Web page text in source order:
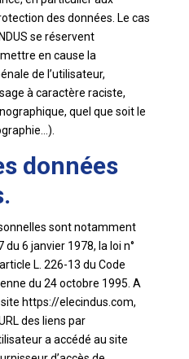
des données. Le cas
se réservent
en cause la
de l’utilisateur,
à caractère raciste,
quel que soit le
données
sont notamment
6 janvier 1978, la loi n°
L. 226-13 du Code
du 24 octobre 1995. A
site https://elecindus.com,
des liens par
a accédé au site